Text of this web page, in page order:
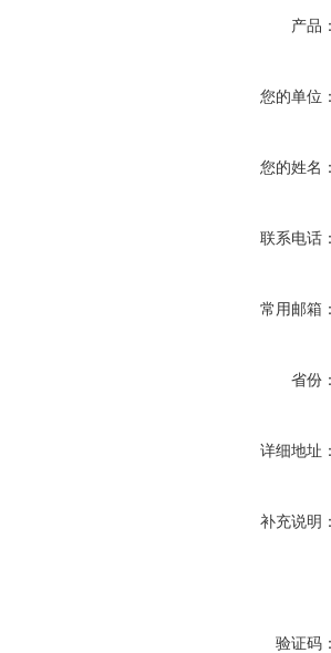
产品：
您的单位：
您的姓名：
联系电话：
常用邮箱：
省份：
详细地址：
补充说明：
验证码：